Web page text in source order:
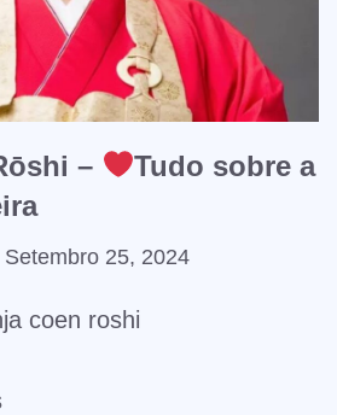
–
Tudo sobre a
Setembro 25, 2024
coen roshi